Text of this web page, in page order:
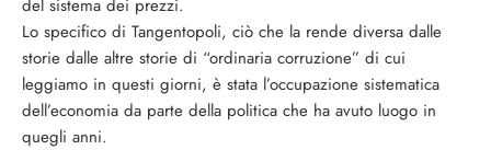
del sistema dei prezzi.
Lo specifico di Tangentopoli, ciò che la rende diversa dalle
storie dalle altre storie di “ordinaria corruzione” di cui
leggiamo in questi giorni, è stata l’occupazione sistematica
dell’economia da parte della politica che ha avuto luogo in
quegli anni.